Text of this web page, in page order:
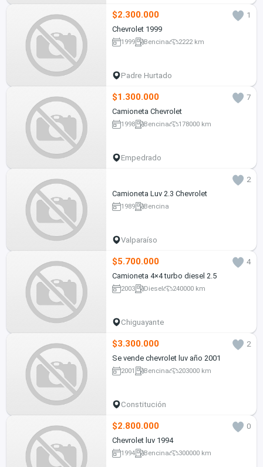
$2.300.000
1
Chevrolet 1999
1999 Bencina 2222 km
Padre Hurtado
$1.300.000
7
Camioneta Chevrolet
1998 Bencina 178000 km
Empedrado
2
Camioneta Luv 2.3 Chevrolet
1989 Bencina
Valparaíso
$5.700.000
4
Camioneta 4×4 turbo diesel 2.5
2003 Diesel 240000 km
Chiguayante
$3.300.000
2
Se vende chevrolet luv año 2001
2001 Bencina 203000 km
Constitución
$2.800.000
0
Chevrolet luv 1994
1994 Bencina 300000 km